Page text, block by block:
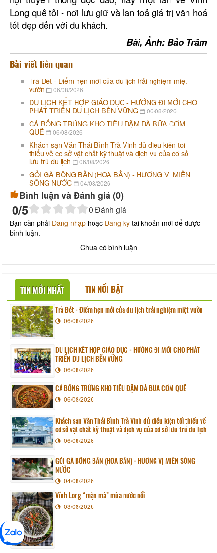
Long quê tôi - nơi lưu giữ và lan toả giá trị văn hoá
tốt đẹp đến với du khách.
Bài, Ảnh: Bảo Trâm
Bài viết liên quan
Trà Đét - Điểm hẹn mới của du lịch trải nghiệm miệt
vườn
06/08/2026
DU LỊCH KẾT HỢP GIÁO DỤC - HƯỚNG ĐI MỚI CHO
PHÁT TRIỂN DU LỊCH BỀN VỮNG
06/08/2026
CÁ BỐNG TRỨNG KHO TIÊU ĐẬM ĐÀ BỮA CƠM
QUÊ
06/08/2026
Khách sạn Văn Thái Bình Trà Vinh đủ điều kiện tối
thiểu về cơ sở vật chất kỹ thuật và dịch vụ của cơ sở
lưu trú du lịch
06/08/2026
GỎI GÀ BÔNG BẦN (HOA BẦN) - HƯƠNG VỊ MIỀN
SÔNG NƯỚC
04/08/2026
Bình luận và Đánh giá (0)
0/5 0 Đánh giá
Bạn cần phải Đăng nhập hoặc Đăng ký tài khoản mới để được
bình luận.
Chưa có bình luận
TIN MỚI NHẤT TIN NỔI BẬT
Trà Đét - Điểm hẹn mới của du lịch trải nghiệm miệt vườn
06/08/2026
DU LỊCH KẾT HỢP GIÁO DỤC - HƯỚNG ĐI MỚI CHO PHÁT
TRIỂN DU LỊCH BỀN VỮNG
06/08/2026
CÁ BỐNG TRỨNG KHO TIÊU ĐẬM ĐÀ BỮA CƠM QUÊ
06/08/2026
Khách sạn Văn Thái Bình Trà Vinh đủ điều kiện tối thiểu về
cơ sở vật chất kỹ thuật và dịch vụ của cơ sở lưu trú du lịch
06/08/2026
GỎI GÀ BÔNG BẦN (HOA BẦN) - HƯƠNG VỊ MIỀN SÔNG
NƯỚC
04/08/2026
Vĩnh Long “mặn mà” mùa nước nổi
03/08/2026